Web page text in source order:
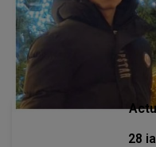
28